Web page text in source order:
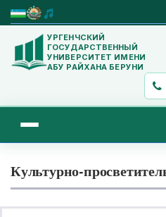
УРГЕНЧСКИЙ
ГОСУДАРСТВЕННЫЙ
УНИВЕРСИТЕТ ИМЕНИ
АБУ РАЙХАНА БЕРУНИ
Культурно-